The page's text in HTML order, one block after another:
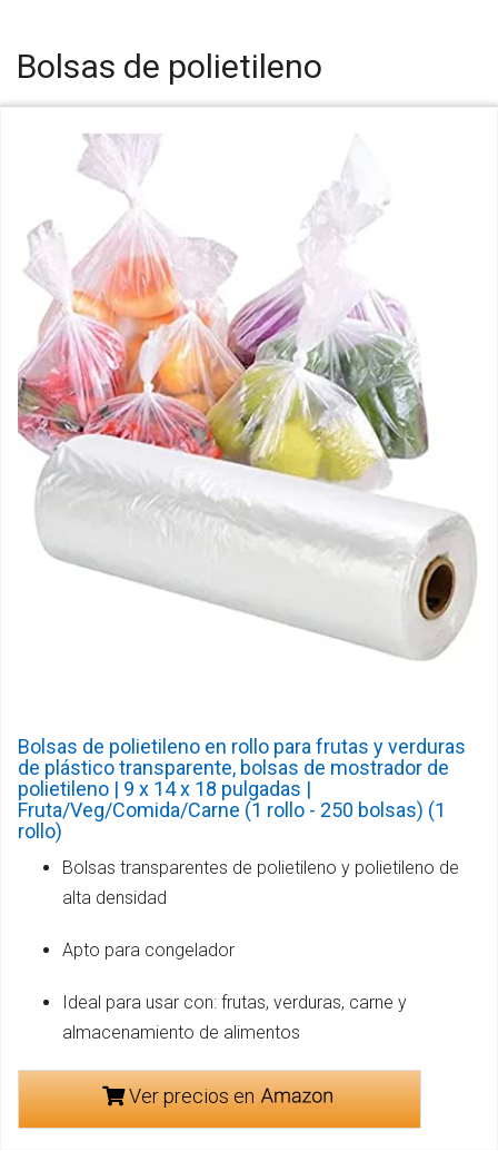
Bolsas de polietileno
Bolsas de polietileno en rollo para frutas y verduras
de plástico transparente, bolsas de mostrador de
polietileno | 9 x 14 x 18 pulgadas |
Fruta/Veg/Comida/Carne (1 rollo - 250 bolsas) (1
rollo)
Bolsas transparentes de polietileno y polietileno de
alta densidad
Apto para congelador
Ideal para usar con: frutas, verduras, carne y
almacenamiento de alimentos
Ver precios en